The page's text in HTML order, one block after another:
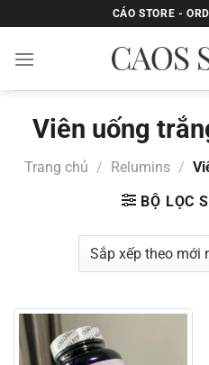
qua
nội
CÁO STORE -
Viên uống
Trang chủ / Relumins /
BỘ LỌC